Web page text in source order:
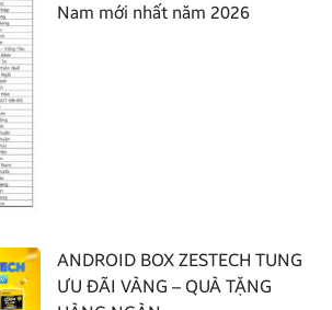
Nam mới nhất năm 2026
ANDROID BOX ZESTECH TUNG
ƯU ĐÃI VÀNG – QUÀ TẶNG